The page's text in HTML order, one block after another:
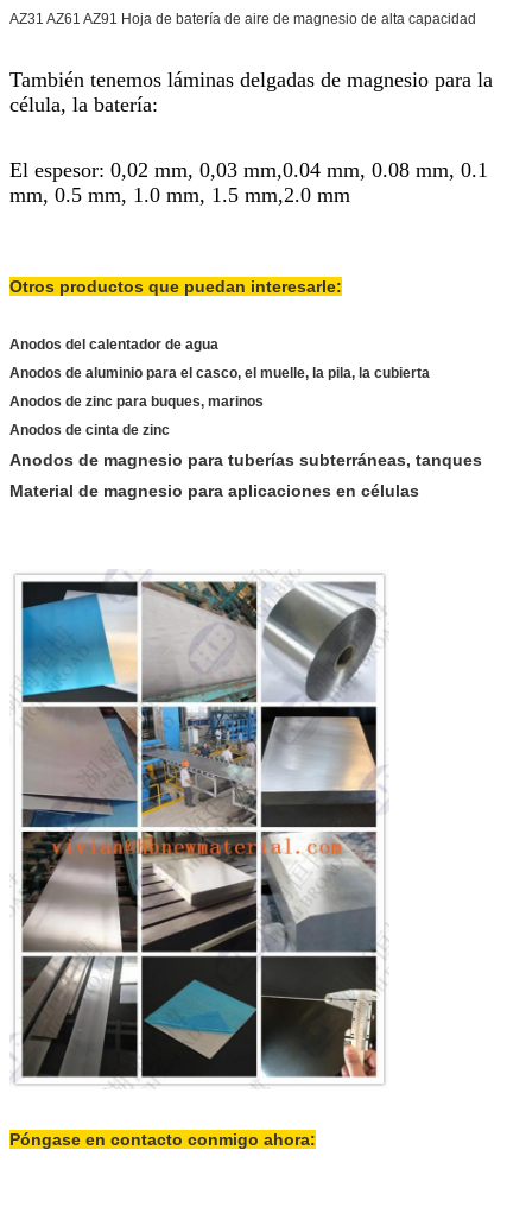
AZ31 AZ61 AZ91 Hoja de batería de aire de magnesio de alta capacidad
También tenemos láminas delgadas de magnesio para la
célula, la batería:
El espesor: 0,02 mm, 0,03 mm,0.04 mm, 0.08 mm, 0.1
mm, 0.5 mm, 1.0 mm, 1.5 mm,2.0 mm
Otros productos que puedan interesarle:
Anodos del calentador de agua
Anodos de aluminio para el casco, el muelle, la pila, la cubierta
Anodos de zinc para buques, marinos
Anodos de cinta de zinc
Anodos de magnesio para tuberías subterráneas, tanques
Material de magnesio para aplicaciones en células
Póngase en contacto conmigo ahora: